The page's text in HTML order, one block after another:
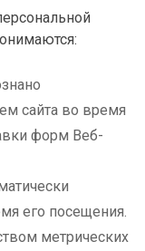
сайта во время
форм Веб-
его посещения.
метрических